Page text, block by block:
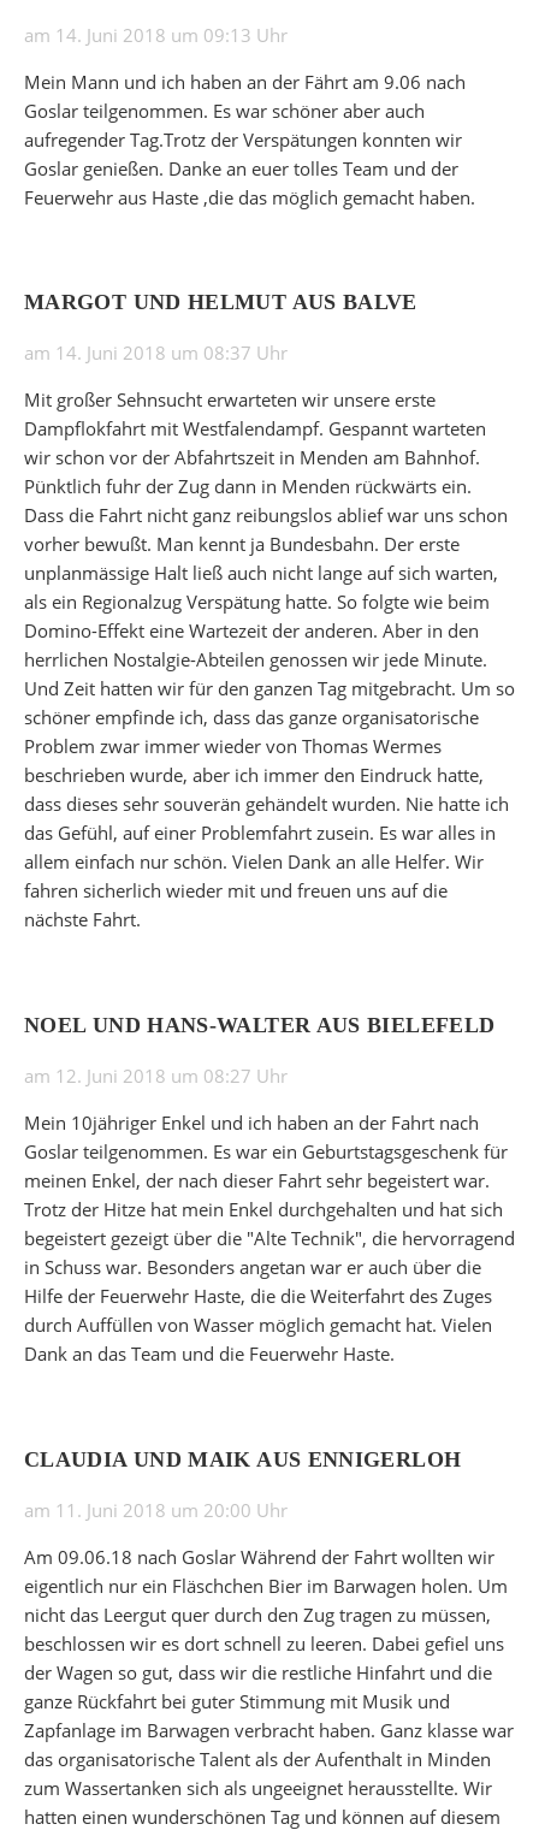
am 14. Juni 2018 um 09:13 Uhr
Mein Mann und ich haben an der Fährt am 9.06 nach
Goslar teilgenommen. Es war schöner aber auch
aufregender Tag.Trotz der Verspätungen konnten wir
Goslar genießen. Danke an euer tolles Team und der
Feuerwehr aus Haste ,die das möglich gemacht haben.
MARGOT UND HELMUT AUS BALVE
am 14. Juni 2018 um 08:37 Uhr
Mit großer Sehnsucht erwarteten wir unsere erste
Dampflokfahrt mit Westfalendampf. Gespannt warteten
wir schon vor der Abfahrtszeit in Menden am Bahnhof.
Pünktlich fuhr der Zug dann in Menden rückwärts ein.
Dass die Fahrt nicht ganz reibungslos ablief war uns schon
vorher bewußt. Man kennt ja Bundesbahn. Der erste
unplanmässige Halt ließ auch nicht lange auf sich warten,
als ein Regionalzug Verspätung hatte. So folgte wie beim
Domino-Effekt eine Wartezeit der anderen. Aber in den
herrlichen Nostalgie-Abteilen genossen wir jede Minute.
Und Zeit hatten wir für den ganzen Tag mitgebracht. Um so
schöner empfinde ich, dass das ganze organisatorische
Problem zwar immer wieder von Thomas Wermes
beschrieben wurde, aber ich immer den Eindruck hatte,
dass dieses sehr souverän gehändelt wurden. Nie hatte ich
das Gefühl, auf einer Problemfahrt zusein. Es war alles in
allem einfach nur schön. Vielen Dank an alle Helfer. Wir
fahren sicherlich wieder mit und freuen uns auf die
nächste Fahrt.
NOEL UND HANS-WALTER AUS BIELEFELD
am 12. Juni 2018 um 08:27 Uhr
Mein 10jähriger Enkel und ich haben an der Fahrt nach
Goslar teilgenommen. Es war ein Geburtstagsgeschenk für
meinen Enkel, der nach dieser Fahrt sehr begeistert war.
Trotz der Hitze hat mein Enkel durchgehalten und hat sich
begeistert gezeigt über die "Alte Technik", die hervorragend
in Schuss war. Besonders angetan war er auch über die
Hilfe der Feuerwehr Haste, die die Weiterfahrt des Zuges
durch Auffüllen von Wasser möglich gemacht hat. Vielen
Dank an das Team und die Feuerwehr Haste.
CLAUDIA UND MAIK AUS ENNIGERLOH
am 11. Juni 2018 um 20:00 Uhr
Am 09.06.18 nach Goslar Während der Fahrt wollten wir
eigentlich nur ein Fläschchen Bier im Barwagen holen. Um
nicht das Leergut quer durch den Zug tragen zu müssen,
beschlossen wir es dort schnell zu leeren. Dabei gefiel uns
der Wagen so gut, dass wir die restliche Hinfahrt und die
ganze Rückfahrt bei guter Stimmung mit Musik und
Zapfanlage im Barwagen verbracht haben. Ganz klasse war
das organisatorische Talent als der Aufenthalt in Minden
zum Wassertanken sich als ungeeignet herausstellte. Wir
hatten einen wunderschönen Tag und können auf diesem